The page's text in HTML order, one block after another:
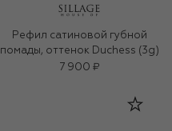
Рефил сатиновой губной
помады, оттенок Duchess (3g)
7 900 ₽